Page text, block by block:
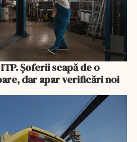
Șoferii scapă de o
dar apar verificări noi